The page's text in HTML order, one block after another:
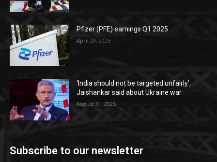
Pfizer (PFE) earnings Q1 2025
April 29, 2025
‘India should not be targeted unfairly’,
Jaishankar said about Ukraine war
August 31, 2025
Subscribe to our newsletter